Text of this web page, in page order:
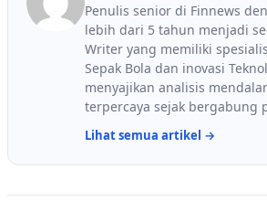
Penulis senior di Finnews
lebih dari 5 tahun menjadi
Writer yang memiliki
Sepak Bola dan inovasi
menyajikan analisis
terpercaya sejak bergabung
Lihat semua artikel →